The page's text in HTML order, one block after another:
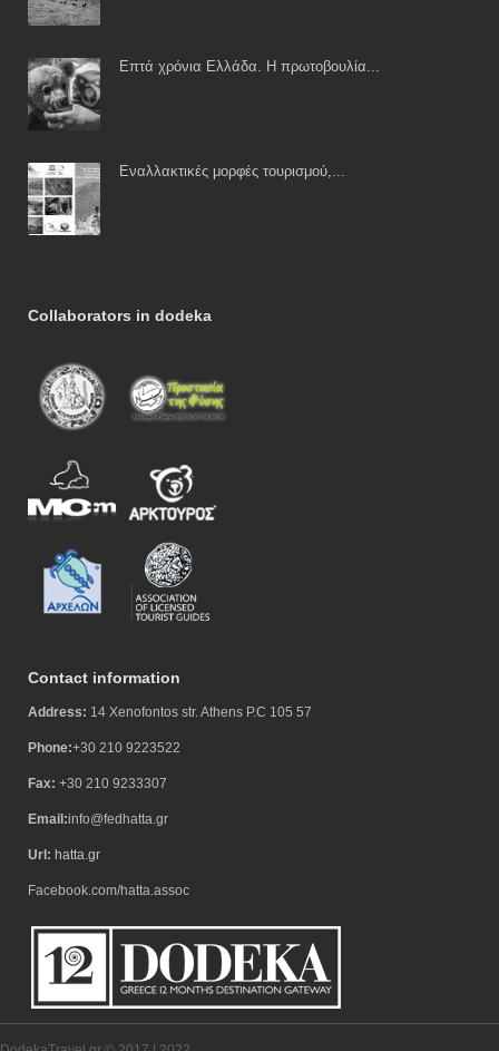
Επτά χρόνια Ελλάδα. Η πρωτοβουλία...
Εναλλακτικές μορφές τουρισμού,...
Collaborators in dodeka
Contact information
Address: 14 Xenofontos str. Athens P.C 105 57
Phone:+30 210 9223522
Fax: +30 210 9233307
Email:info@fedhatta.gr
Url: hatta.gr
Facebook.com/hatta.assoc